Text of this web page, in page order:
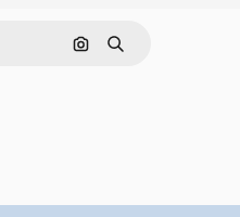
Pesquisar por imagem
Buscar